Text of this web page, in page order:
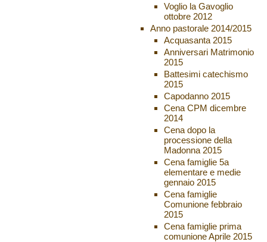
Voglio la Gavoglio
ottobre 2012
Anno pastorale 2014/2015
Acquasanta 2015
Anniversari Matrimonio
2015
Battesimi catechismo
2015
Capodanno 2015
Cena CPM dicembre
2014
Cena dopo la
processione della
Madonna 2015
Cena famiglie 5a
elementare e medie
gennaio 2015
Cena famiglie
Comunione febbraio
2015
Cena famiglie prima
comunione Aprile 2015